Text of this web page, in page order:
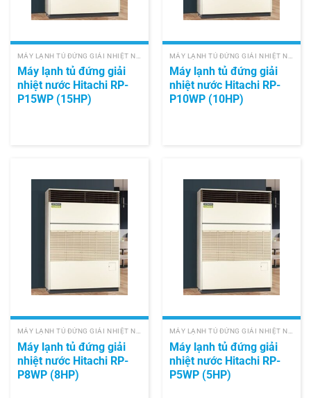
Máy lạnh tủ đứng giải
nhiệt nước Hitachi RP-
P15WP (15HP)
Máy lạnh tủ đứng giải
nhiệt nước Hitachi RP-
P10WP (10HP)
MÁY LẠNH TỦ ĐỨNG GIẢI NHIỆT NƯỚC HITACHI
Máy lạnh tủ đứng giải
nhiệt nước Hitachi RP-
P8WP (8HP)
MÁY LẠNH TỦ ĐỨNG GIẢI NHIỆT NƯỚC HITACHI
Máy lạnh tủ đứng giải
nhiệt nước Hitachi RP-
P5WP (5HP)